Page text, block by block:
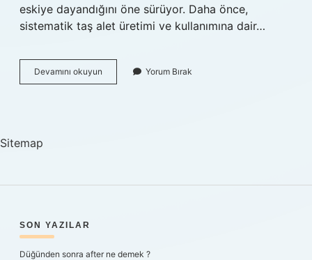
eskiye dayandığını öne sürüyor. Daha önce,
sistematik taş alet üretimi ve kullanımına dair…
Devamını okuyun
Nasıl
Yorum Bırak
Sitemap
SIDEBAR
SON YAZILAR
Düğünden sonra after ne demek ?